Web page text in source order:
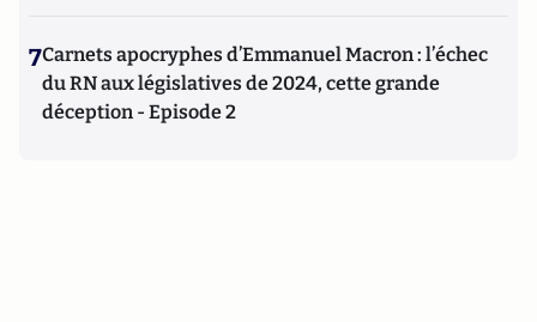
7Carnets apocryphes d’Emmanuel Macron : l’échec
du RN aux législatives de 2024, cette grande
déception - Episode 2